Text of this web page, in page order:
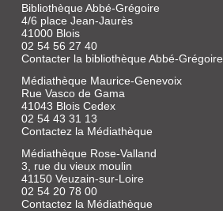
Bibliothèque Abbé-Grégoire
4/6 place Jean-Jaurès
41000 Blois
02 54 56 27 40
Contacter la bibliothèque Abbé-Grégoire
Médiathèque Maurice-Genevoix
Rue Vasco de Gama
41043 Blois Cedex
02 54 43 31 13
Contactez la Médiathèque
Médiathèque Rose-Valland
3, rue du vieux moulin
41150 Veuzain-sur-Loire
02 54 20 78 00
Contactez la Médiathèque